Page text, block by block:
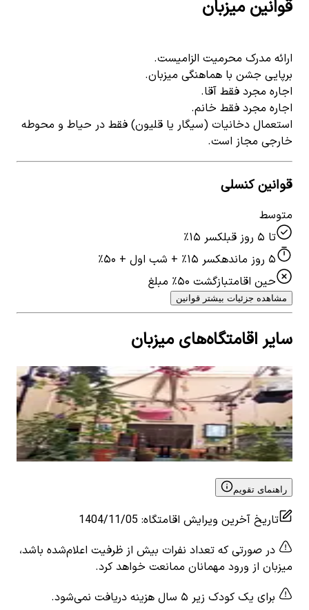
قوانین میزبان
ارائه مدرک محرمیت الزامیست.
برپایی جشن با هماهنگی میزبان.
اجاره مجرد فقط آقا.
اجاره مجرد فقط خانم.
استعمال دخانیات (سیگار یا قلیون) فقط در حیاط و محوطه
خارجی مجاز است.
قوانین کنسلی
متوسط
تا ۵ روز قبل
کسر ۱۵٪
۵ روز مانده
کسر ۱۵٪ + شب اول + ۵۰٪
حین اقامتبازگشت ۵۰٪ مبلغ
مشاهده جزئیات بیشتر قوانین
سایر اقامتگاه‌های میزبان
اجاره خانه سنتی در مرکزشهر یزد - 102
0 اتاق خواب 6 نفر 4.75
۱٬۱۰۰٬۰۰۰تومان
View details for اجاره خانه سنتی در مرکزشهر یزد - 102
راهنمای تقویم
تاریخ آخرین ویرایش اقامتگاه:
1404/11/05
در صورتی که تعداد نفرات بیش از ظرفیت اعلام‌شده باشد،
میزبان از ورود مهمانان ممانعت خواهد کرد.
برای یک کودک زیر ۵ سال هزینه دریافت نمی‌شود.